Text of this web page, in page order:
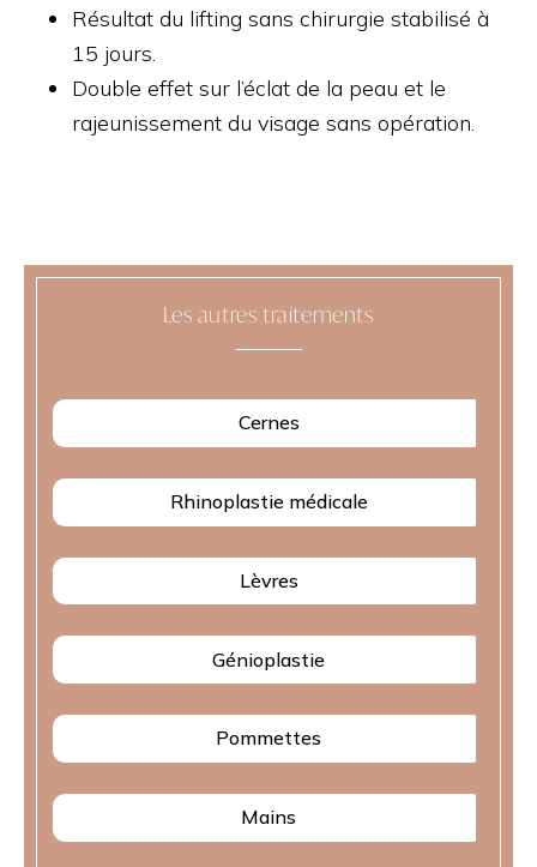
Résultat du lifting sans chirurgie stabilisé à
15 jours.
Double effet sur l’éclat de la peau et le
rajeunissement du visage sans opération.
Les autres traitements
Cernes
Rhinoplastie médicale
Lèvres
Génioplastie
Pommettes
Mains